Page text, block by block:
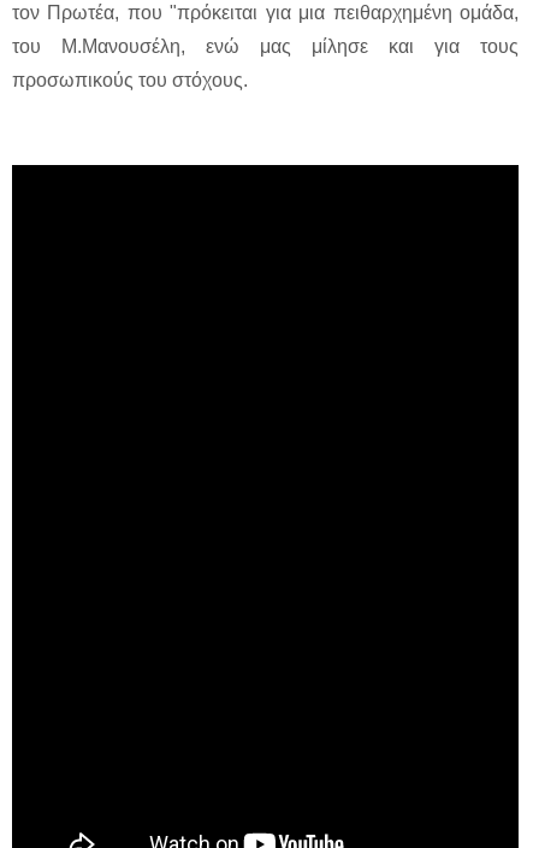
τον Πρωτέα, που "πρόκειται για μια πειθαρχημένη ομάδα,
του Μ.Μανουσέλη, ενώ μας μίλησε και για τους
προσωπικούς του στόχους.